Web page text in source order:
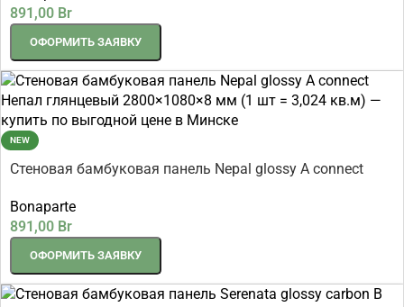
891,00 Br
ОФОРМИТЬ ЗАЯВКУ
NEW
Стеновая бамбуковая панель Nepal glossy A connect
Bonaparte
891,00 Br
ОФОРМИТЬ ЗАЯВКУ